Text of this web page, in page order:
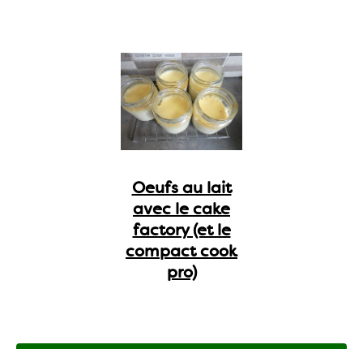
Oeufs au lait
avec le cake
factory (et le
compact cook
pro)